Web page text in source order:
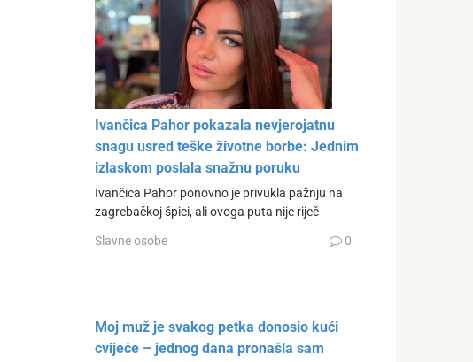
Ivančica Pahor pokazala nevjerojatnu
snagu usred teške životne borbe: Jednim
izlaskom poslala snažnu poruku
Ivančica Pahor ponovno je privukla pažnju na
zagrebačkoj špici, ali ovoga puta nije riječ
Slavne osobe 0
Moj muž je svakog petka donosio kući
cvijeće – jednog dana pronašla sam